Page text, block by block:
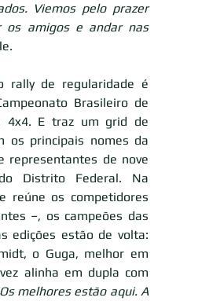
Viemos pelo prazer
os amigos e andar nas
rally de regularidade é
Brasileiro de
4x4. E traz um grid de
os principais nomes da
representantes de nove
Distrito Federal. Na
reúne os competidores
–, os campeões das
edições estão de volta:
o Guga, melhor em
alinha em dupla com
melhores estão aqui. A